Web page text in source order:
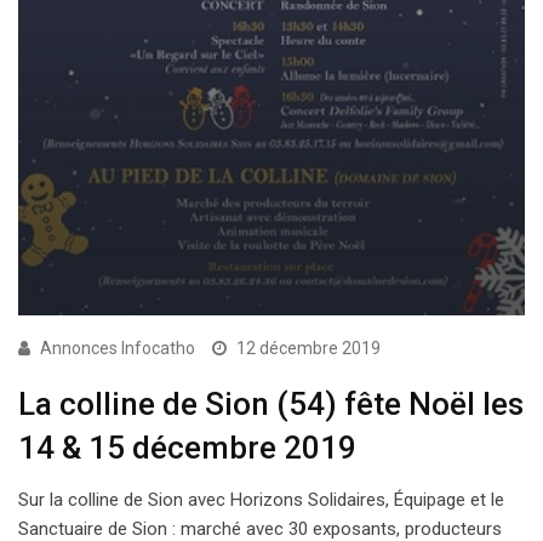
Annonces Infocatho 12 décembre 2019
La colline de Sion (54) fête Noël les
14 & 15 décembre 2019
Sur la colline de Sion avec Horizons Solidaires, Équipage et le
Sanctuaire de Sion : marché avec 30 exposants, producteurs